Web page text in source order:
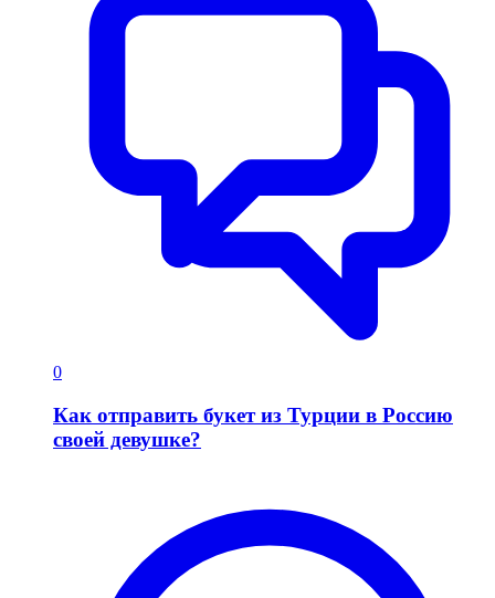
0
Как отправить букет из Турции в Россию
своей девушке?